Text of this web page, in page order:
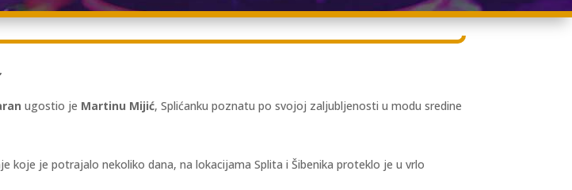
ugostio je Martinu Mijić, Splićanku poznatu po svojoj zaljubljenosti u modu sredine
koje je potrajalo nekoliko dana, na lokacijama Splita i Šibenika proteklo je u vrlo